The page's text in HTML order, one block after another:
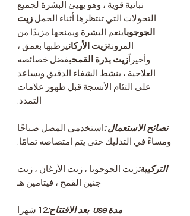
نباتية قوية ، وهو يهيئ البشرة لجميع
التحولات التي تنتظرها أثناء الحمل.زيت
الجوجوباينعم البشرة ويمنحها مزيدًا من
المرونةزيت الأركانيرطبها بعمق ،
وأخيراً زيت بذرة القمحبفضل خصائصه
العلاجية ، ينشط الشفاء الدقيق ويساعد
على التئام الأنسجة قبل ظهور علامات
التمدد.
نصائح الاستعمال : استخدمي المصل صباحًا
ومساءً في التدليك حتى يتم امتصاصه تمامًا.
التركيبة:زيت الجوجوبا ، زيت الأرغان ، زيت
جنين القمح ، فيتامين هـ
مدة use بعد الافتتاح: 12 شهرا